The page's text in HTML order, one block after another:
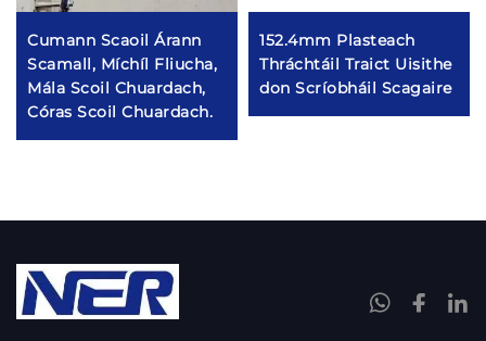
Cumann Scaoil Árann
Scamall, Míchíl Fliucha,
Mála Scoil Chuardach,
Córas Scoil Chuardach.
152.4mm Plasteach
Thráchtáil Traict Uisithe
don Scríobháil Scagaire